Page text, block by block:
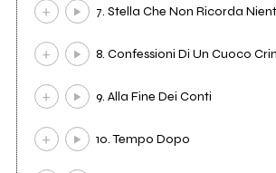
7. Stella Che Non Ricorda
8. Confessioni Di Un Cuoco
9. Alla Fine Dei Conti
10. Tempo Dopo